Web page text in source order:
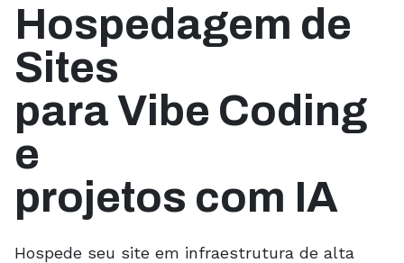
Hospedagem de
Sites
para Vibe Coding
e
projetos com IA
Hospede seu site em infraestrutura de alta